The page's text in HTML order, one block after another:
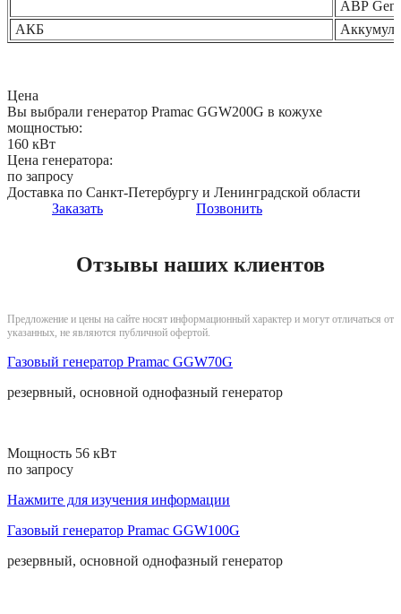
АВР
АКБ
Цена
Вы выбрали генератор Pramac GGW200G в кожухе
мощностью:
160 кВт
Цена генератора:
по запросу
Доставка по Санкт-Петербургу и Ленинградской области
Заказать
Позвонить
Отзывы наших клиентов
Предложение и цены на сайте носят информационный характер и могут отличаться от
указанных, не являются публичной офертой.
Газовый генератор Pramac GGW70G
резервный, основной однофазный генератор
Мощность 56 кВт
по запросу
Нажмите для изучения информации
Газовый генератор Pramac GGW100G
резервный, основной однофазный генератор